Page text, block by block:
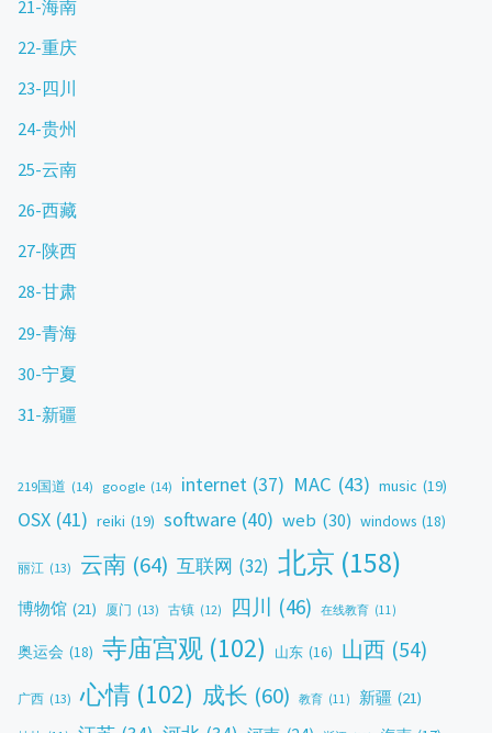
21-海南
22-重庆
23-四川
24-贵州
25-云南
26-西藏
27-陕西
28-甘肃
29-青海
30-宁夏
31-新疆
219国道 (14) google (14) internet (37) MAC (43) music (19)
OSX (41) reiki (19) software (40) web (30) windows (18)
丽江 (13) 云南 (64) 互联网 (32) 北京 (158)
博物馆 (21) 厦门 (13) 古镇 (12) 四川 (46) 在线教育 (11)
奥运会 (18) 寺庙宫观 (102) 山东 (16) 山西 (54)
广西 (13) 心情 (102) 成长 (60) 教育 (11) 新疆 (21)